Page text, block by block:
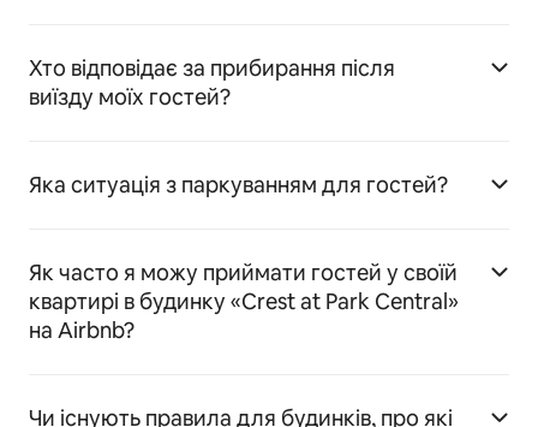
Хто відповідає за прибирання після
виїзду моїх гостей?
Яка ситуація з паркуванням для гостей?
Як часто я можу приймати гостей у своїй
квартирі в будинку «Crest at Park Central»
на Airbnb?
Чи існують правила для будинків, про які